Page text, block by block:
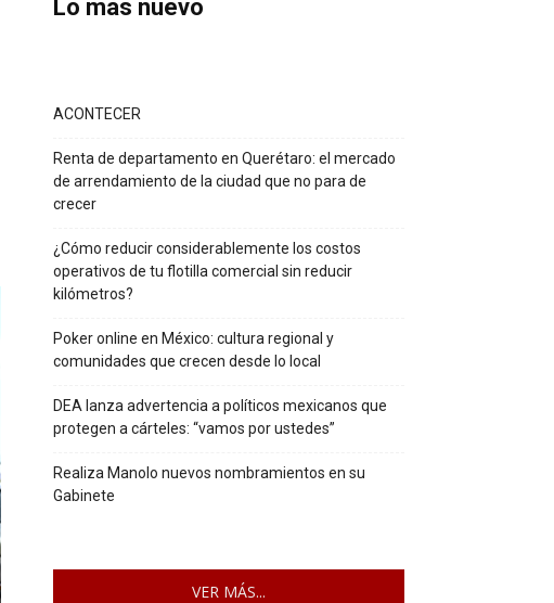
Lo más nuevo
ACONTECER
Renta de departamento en Querétaro: el mercado
de arrendamiento de la ciudad que no para de
crecer
¿Cómo reducir considerablemente los costos
operativos de tu flotilla comercial sin reducir
kilómetros?
Poker online en México: cultura regional y
comunidades que crecen desde lo local
DEA lanza advertencia a políticos mexicanos que
protegen a cárteles: “vamos por ustedes”
Realiza Manolo nuevos nombramientos en su
Gabinete
VER MÁS...